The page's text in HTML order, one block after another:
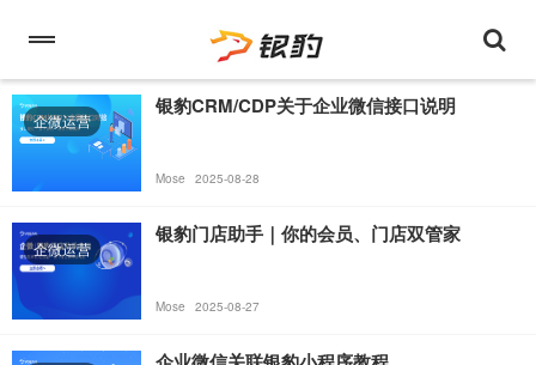
企微运营
银豹CRM/CDP关于企业微信接口说明
Mose 2025-08-28
企微运营
银豹门店助手｜你的会员、门店双管家
Mose 2025-08-27